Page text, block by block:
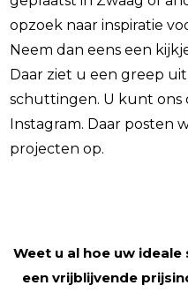
opzoek naar inspiratie
Neem dan eens een
Daar ziet u een greep
schuttingen. U kunt ons
Instagram. Daar posten
projecten op.
Weet u al hoe uw
een vrijblijvende